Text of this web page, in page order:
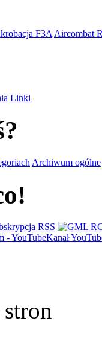
F3AAircombat
Linki
Archiwum ogólne
RSS
Kanał
stron